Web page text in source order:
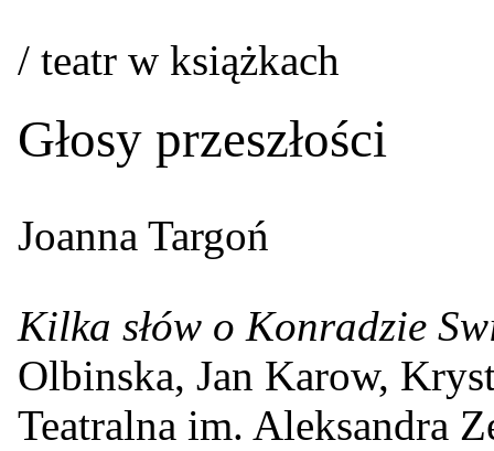
/ teatr w książkach
Głosy przeszłości
Joanna Targoń
Kilka słów o Konradzie
Olbinska, Jan Karow,
Teatralna im. Aleksandra